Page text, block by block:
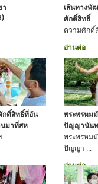
า
เส้นทางพั
ศักดิ์สิทธิ์
ความศักดิ์
อ่านต่อ
กดิ์สิทธิ์ที่อัน
นมาที่สห
พระพรหม
ปัญญานัน
พระพรหม
ปัญญา ...
อ่านต่อ